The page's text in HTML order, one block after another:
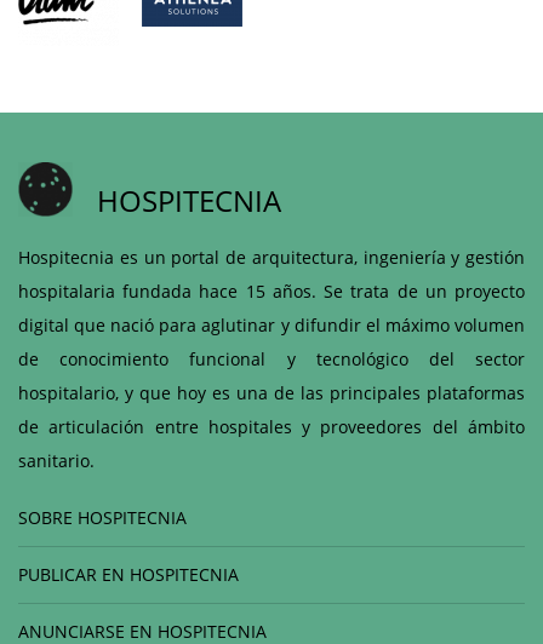
HOSPITECNIA
Hospitecnia es un portal de arquitectura, ingeniería y gestión
hospitalaria fundada hace 15 años. Se trata de un proyecto
digital que nació para aglutinar y difundir el máximo volumen
de conocimiento funcional y tecnológico del sector
hospitalario, y que hoy es una de las principales plataformas
de articulación entre hospitales y proveedores del ámbito
sanitario.
SOBRE HOSPITECNIA
PUBLICAR EN HOSPITECNIA
ANUNCIARSE EN HOSPITECNIA